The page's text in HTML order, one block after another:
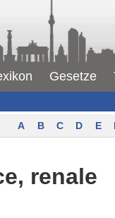
Gesetze
A B C D E
renale